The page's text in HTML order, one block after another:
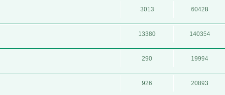
3013 60428
13380 140354
290 19994
926 20893